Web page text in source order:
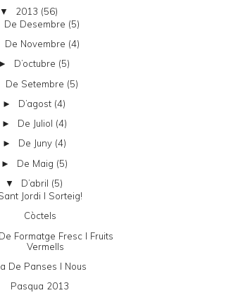
▼ 2013 (56)
De Desembre (5)
De Novembre (4)
► D’octubre (5)
De Setembre (5)
► D’agost (4)
► De Juliol (4)
► De Juny (4)
► De Maig (5)
▼ D’abril (5)
Jordi I Sorteig!
Còctels
Formatge Fresc I Fruits
Vermells
De Panses I Nous
Pasqua 2013